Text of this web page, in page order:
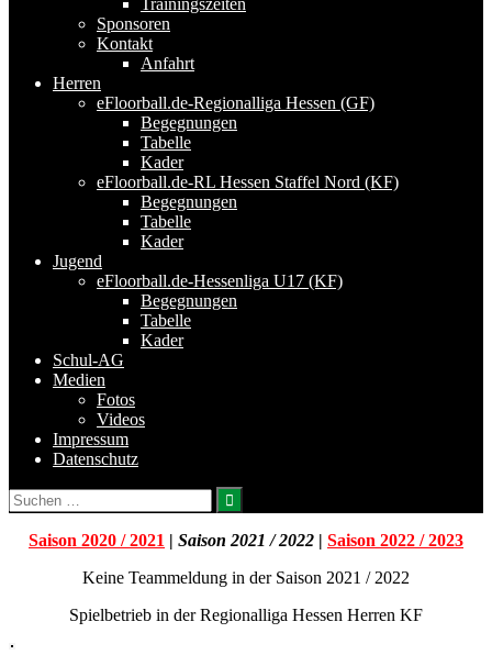
Sponsoren
Kontakt
Anfahrt
Herren
eFloorball.de-Regionalliga Hessen (GF)
Begegnungen
Tabelle
Kader
eFloorball.de-RL Hessen Staffel Nord (KF)
Begegnungen
Tabelle
Kader
Jugend
eFloorball.de-Hessenliga U17 (KF)
Begegnungen
Tabelle
Kader
Schul-AG
Medien
Fotos
Videos
Impressum
Datenschutz
Suchen
nach:
Saison 2020 / 2021 | Saison 2021 / 2022 | Saison 2022 / 2023
Keine Teammeldung in der Saison 2021 / 2022
Spielbetrieb in der Regionalliga Hessen Herren KF